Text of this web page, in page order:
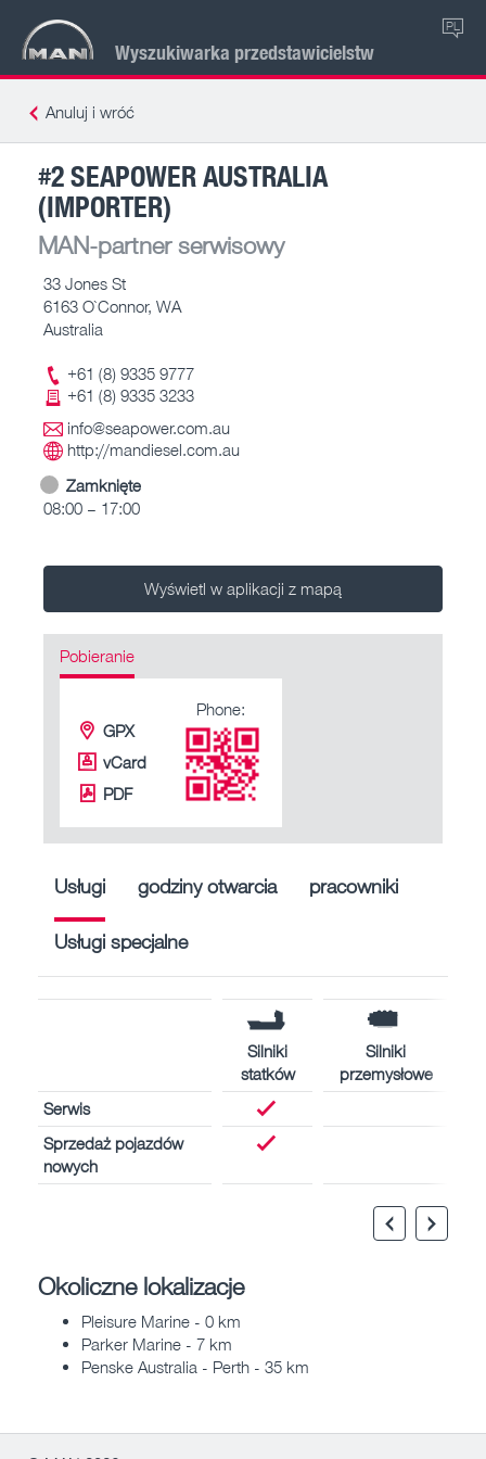
Wyszukiwarka przedstawicielstw
PL
Anuluj i wróć
#2 SEAPOWER AUSTRALIA
(IMPORTER)
MAN-partner serwisowy
33 Jones St
6163 O`Connor, WA
Australia
+61 (8) 9335 9777
+61 (8) 9335 3233
info@seapower.com.au
http://mandiesel.com.au
Zamknięte
08:00 – 17:00
Wyświetl w aplikacji z mapą
Pobieranie
GPX
vCard
PDF
Phone:
Usługi godziny otwarcia pracowniki
Usługi specjalne
Silniki
statków
Silniki
przemysłowe
Serwis
Sprzedaż pojazdów
nowych
Okoliczne lokalizacje
Pleisure Marine - 0 km
Parker Marine - 7 km
Penske Australia - Perth - 35 km